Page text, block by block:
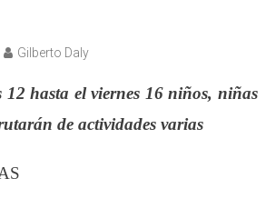
Gilberto Daly
12 hasta el viernes 16 niños, niñas
de actividades varias